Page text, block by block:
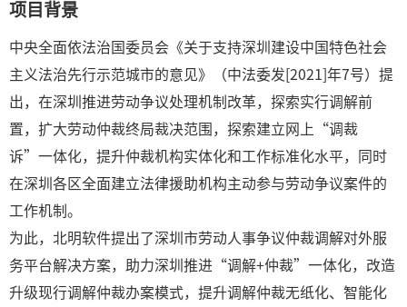
项目背景
中央全面依法治国委员会《关于支持深圳建设中国特色社会
主义法治先行示范城市的意见》（中法委发[2021]年7号）提
出，在深圳推进劳动争议处理机制改革，探索实行调解前
置，扩大劳动仲裁终局裁决范围，探索建立网上“调裁
诉”一体化，提升仲裁机构实体化和工作标准化水平，同时
在深圳各区全面建立法律援助机构主动参与劳动争议案件的
工作机制。
为此，北明软件提出了深圳市劳动人事争议仲裁调解对外服
务平台解决方案，助力深圳推进“调解+仲裁”一体化，改造
升级现行调解仲裁办案模式，提升调解仲裁无纸化、智能化